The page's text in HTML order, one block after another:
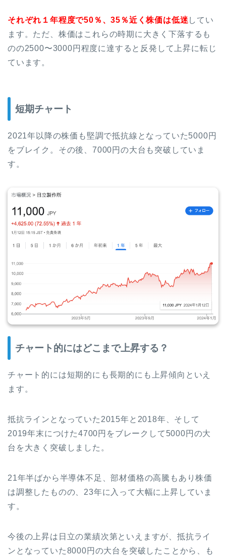
それぞれ １年程度で50％、35％近く株価は低迷 してい
ます。ただ、株価はこれらの時期に大きく下落するも
のの2500〜3000円程度に達すると反発して上昇に転じ
ています。
短期チャート
2021年以降の株価も堅調で抵抗線となっていた5000円
をブレイク。その後、7000円の大台も突破していま
す。
チャート的にはどこまで上昇する？
チャート的には短期的にも長期的にも上昇傾向といえ
ます。
抵抗ラインとなっていた2015年と2018年、そして
2019年末につけた4700円をブレークして5000円の大
台を大きく突破しました。
21年半ばから半導体不足、部材価格の高騰もあり株価
は調整したものの、23年に入って大幅に上昇していま
す。
今後の上昇は日立の業績次第といえますが、抵抗ライ
ンとなっていた8000円の大台を突破したことから、も